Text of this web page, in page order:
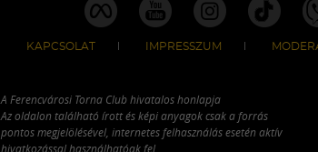
KAPCSOLAT IMPRESSZUM
A Ferencvárosi Torna Club hivatalos honlapja
Az oldalon található írott és képi anyagok csak a forrás
pontos megjelölésével, internetes felhasználás esetén aktív
hivatkozással használhatóak fel.